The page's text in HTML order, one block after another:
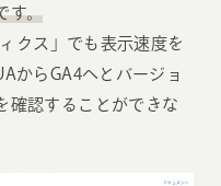
す。
クス」でも表示速度を
からGA4へとバージョ
確認することができな